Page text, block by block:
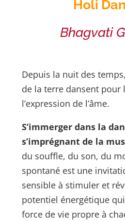
Holi
Bhagvati
Depuis la nuit des
de la terre dansent pour
l’expression de l’âme.
S’immerger dans la
s’imprégnant de la
du souffle, du son, du
spontané est une
sensible à stimuler et
potentiel énergétique
force de vie propre à